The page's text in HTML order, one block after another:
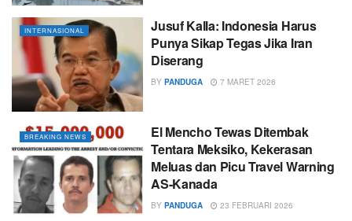
INTERNASIONAL
Jusuf Kalla: Indonesia Harus
Punya Sikap Tegas Jika Iran
Diserang
BY PANDUGA 7 MARET 2026
BREAKING NEWS
El Mencho Tewas Ditembak
Tentara Meksiko, Kekerasan
Meluas dan Picu Travel Warning
AS-Kanada
BY PANDUGA 23 FEBRUARI 2026